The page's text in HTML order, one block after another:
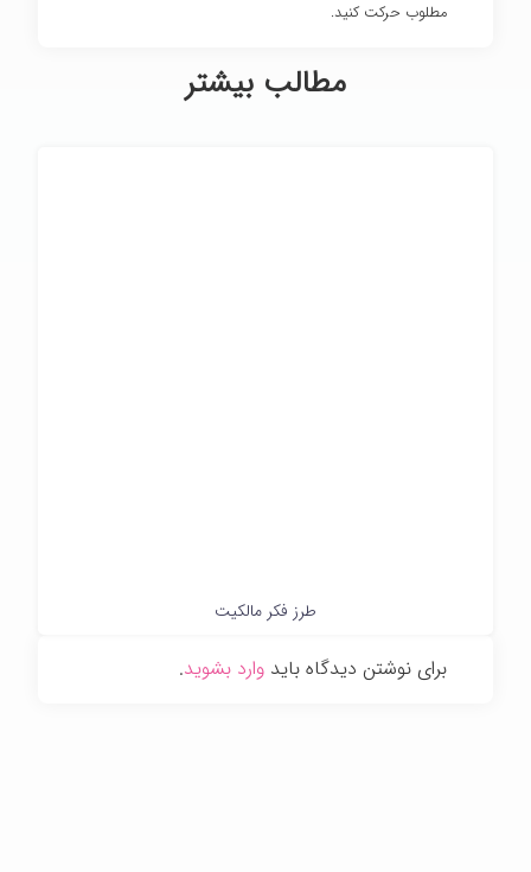
مطلوب حرکت کنید.
مطالب بیشتر
طرز فکر مالکیت
برای نوشتن دیدگاه باید وارد بشوید.